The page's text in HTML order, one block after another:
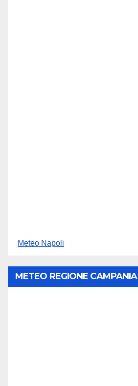
Meteo Napoli
METEO REGIONE CAMPANIA